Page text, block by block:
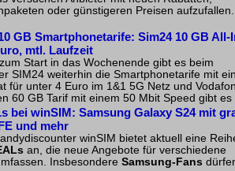
oder günstigeren Preisen aufzufallen.
GB Smartphonetarife: Sim24 10 GB All-
mtl. Laufzeit
Start in das Wochenende gibt es beim
SIM24 weiterhin die Smartphonetarife mit
für unter 4 Euro im 1&1 5G Netz und
60 GB Tarif mit einem 50 Mbit Speed gibt es
bei winSIM: Samsung Galaxy S24 mit
und mehr
winSIM bietet aktuell eine
an, die neue Angebote für verschiedene
Insbesondere Samsung-Fans